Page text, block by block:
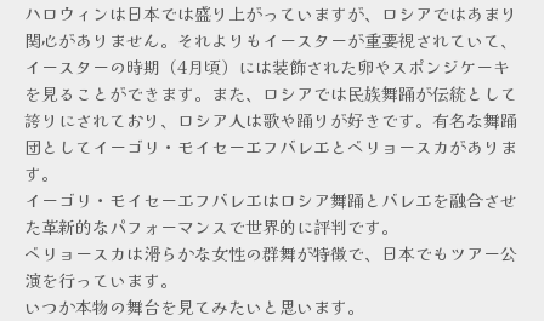
ハロウィンは日本では盛り上がっていますが、ロシアではあまり
関心がありません。それよりもイースターが重要視されていて、
イースターの時期（4月頃）には装飾された卵やスポンジケーキ
を見ることができます。また、ロシアでは民族舞踊が伝統として
誇りにされており、ロシア人は歌や踊りが好きです。有名な舞踊
団としてイーゴリ・モイセーエフバレエとベリョースカがありま
す。
イーゴリ・モイセーエフバレエはロシア舞踊とバレエを融合させ
た革新的なパフォーマンスで世界的に評判です。
ベリョースカは滑らかな女性の群舞が特徴で、日本でもツアー公
演を行っています。
いつか本物の舞台を見てみたいと思います。